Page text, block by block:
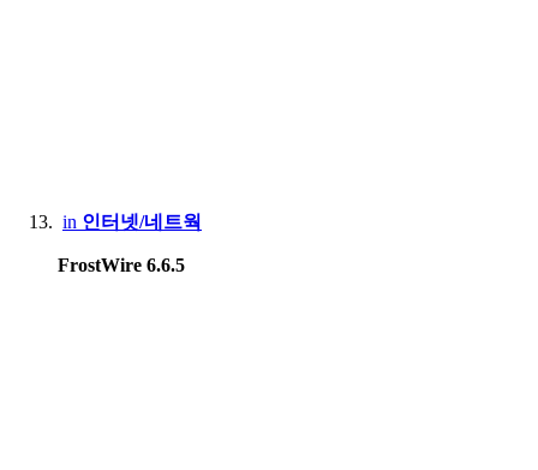
in 인터넷/네트웍
FrostWire 6.6.5